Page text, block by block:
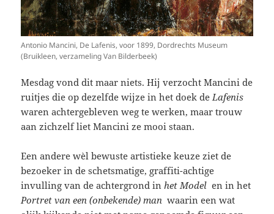
Antonio Mancini, De Lafenis, voor 1899, Dordrechts Museum
(Bruikleen, verzameling Van Bilderbeek)
Mesdag vond dit maar niets. Hij verzocht Mancini de
ruitjes die op dezelfde wijze in het doek de Lafenis
waren achtergebleven weg te werken, maar trouw
aan zichzelf liet Mancini ze mooi staan.
Een andere wèl bewuste artistieke keuze ziet de
bezoeker in de schetsmatige, graffiti-achtige
invulling van de achtergrond in het Model en in het
Portret van een (onbekende) man waarin een wat